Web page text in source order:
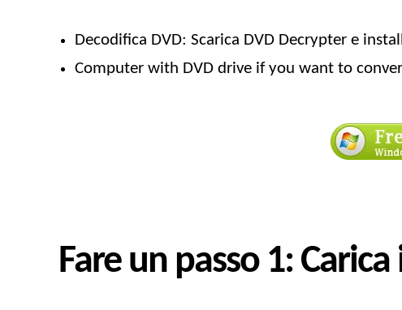
Decodifica DVD: Scarica DVD Decrypter e
Computer with DVD drive if you want to
Fare un passo 1: